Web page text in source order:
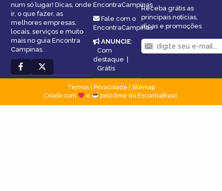
num só lugar! Dicas, onde
ir, o que fazer, as
melhores empresas,
locais, serviços e muito
mais no guia Encontra
Campinas.
EncontraCampinas
Fale com o
EncontraCampinas
ANUNCIE:
Com
destaque |
Grátis
Receba grátis as
principais notícias,
dicas e promoções
Termos| Privacidade
Sitemap
Criado com
e pelo time do EncontraBrasil